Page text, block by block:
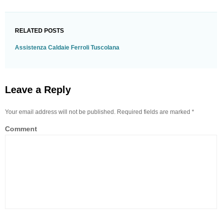
RELATED POSTS
Assistenza Caldaie Ferroli Tuscolana
Leave a Reply
Your email address will not be published. Required fields are marked *
Comment